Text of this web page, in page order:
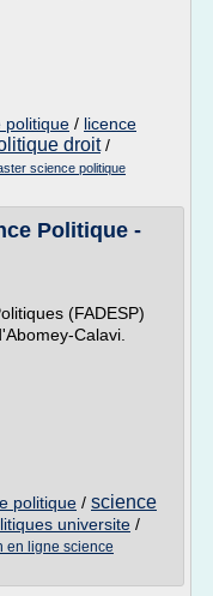
politique / licence
droit/
science politique
Politique -
(FADESP)
Calavi.
politique / science
universite /
en ligne science